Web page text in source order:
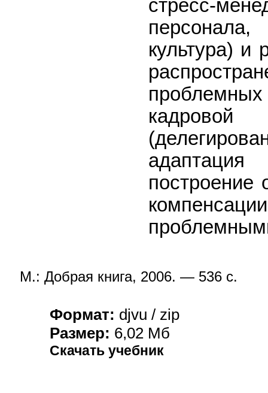
стресс-
культура) и
построение
М.: Добрая книга, 2006. — 536 с.
Формат: djvu / zip
Размер: 6,02 Мб
Скачать учебник